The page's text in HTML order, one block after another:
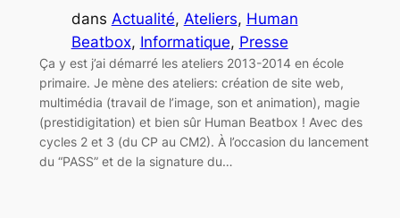
dans Actualité, Ateliers, Human
Beatbox, Informatique, Presse
Ça y est j’ai démarré les ateliers 2013-2014 en école
primaire. Je mène des ateliers: création de site web,
multimédia (travail de l’image, son et animation), magie
(prestidigitation) et bien sûr Human Beatbox ! Avec des
cycles 2 et 3 (du CP au CM2). À l’occasion du lancement
du “PASS” et de la signature du…